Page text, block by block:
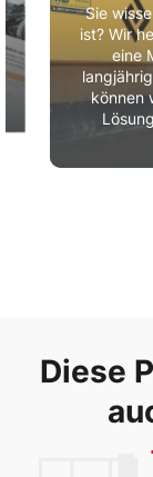
Sie
ist? Wir
eine
können
Diese